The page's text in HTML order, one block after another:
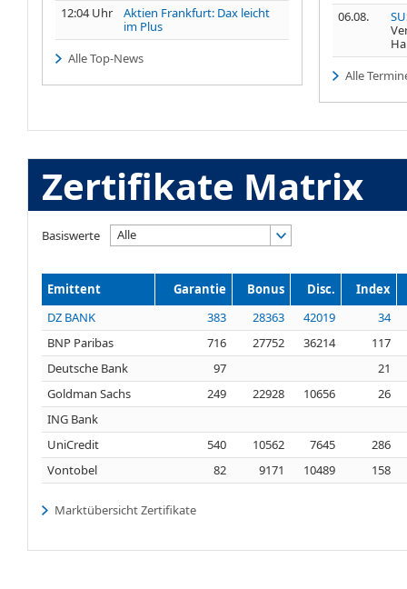
12:04 Uhr
Aktien Frankfurt: Dax leicht
im Plus
Alle Top-News
06.08.
Alle
Zertifikate Matrix
Basiswerte Alle
Emittent Garantie Bonus Disc.
Index
DZ BANK
383 28363 42019
34
BNP Paribas
716 27752 36214
117
Deutsche Bank
97
21
Goldman Sachs
249 22928 10656
26
ING Bank
UniCredit
540 10562 7645
286
Vontobel
82 9171 10489 158
Marktübersicht Zertifikate